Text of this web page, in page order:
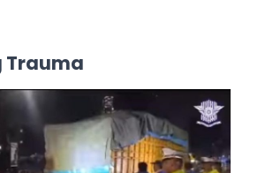
Trauma